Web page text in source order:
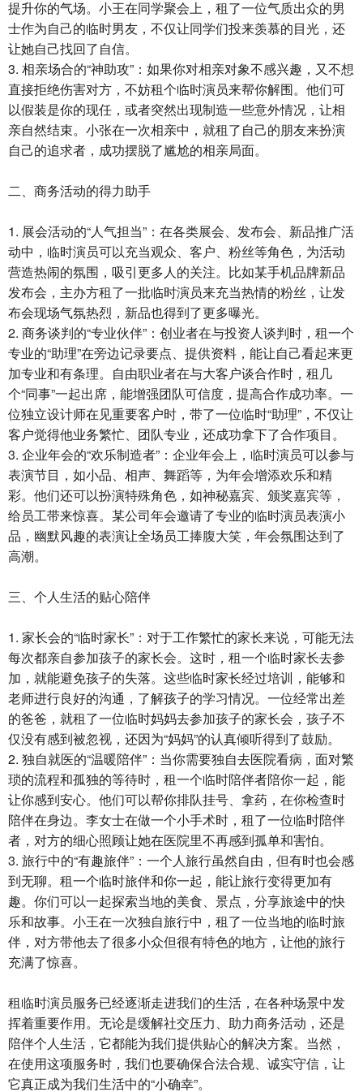
提升你的气场。小王在同学聚会上，租了一位气质出众的男
士作为自己的临时男友，不仅让同学们投来羡慕的目光，还
让她自己找回了自信。
3. 相亲场合的“神助攻”：如果你对相亲对象不感兴趣，又不想
直接拒绝伤害对方，不妨租个临时演员来帮你解围。他们可
以假装是你的现任，或者突然出现制造一些意外情况，让相
亲自然结束。小张在一次相亲中，就租了自己的朋友来扮演
自己的追求者，成功摆脱了尴尬的相亲局面。
二、商务活动的得力助手
1. 展会活动的“人气担当”：在各类展会、发布会、新品推广活
动中，临时演员可以充当观众、客户、粉丝等角色，为活动
营造热闹的氛围，吸引更多人的关注。比如某手机品牌新品
发布会，主办方租了一批临时演员来充当热情的粉丝，让发
布会现场气氛热烈，新品也得到了更多曝光。
2. 商务谈判的“专业伙伴”：创业者在与投资人谈判时，租一个
专业的“助理”在旁边记录要点、提供资料，能让自己看起来更
加专业和有条理。自由职业者在与大客户谈合作时，租几
个“同事”一起出席，能增强团队可信度，提高合作成功率。一
位独立设计师在见重要客户时，带了一位临时“助理”，不仅让
客户觉得他业务繁忙、团队专业，还成功拿下了合作项目。
3. 企业年会的“欢乐制造者”：企业年会上，临时演员可以参与
表演节目，如小品、相声、舞蹈等，为年会增添欢乐和精
彩。他们还可以扮演特殊角色，如神秘嘉宾、颁奖嘉宾等，
给员工带来惊喜。某公司年会邀请了专业的临时演员表演小
品，幽默风趣的表演让全场员工捧腹大笑，年会氛围达到了
高潮。
三、个人生活的贴心陪伴
1. 家长会的“临时家长”：对于工作繁忙的家长来说，可能无法
每次都亲自参加孩子的家长会。这时，租一个临时家长去参
加，就能避免孩子的失落。这些临时家长经过培训，能够和
老师进行良好的沟通，了解孩子的学习情况。一位经常出差
的爸爸，就租了一位临时妈妈去参加孩子的家长会，孩子不
仅没有感到被忽视，还因为“妈妈”的认真倾听得到了鼓励。
2. 独自就医的“温暖陪伴”：当你需要独自去医院看病，面对繁
琐的流程和孤独的等待时，租一个临时陪伴者陪你一起，能
让你感到安心。他们可以帮你排队挂号、拿药，在你检查时
陪伴在身边。李女士在做一个小手术时，租了一位临时陪伴
者，对方的细心照顾让她在医院里不再感到孤单和害怕。
3. 旅行中的“有趣旅伴”：一个人旅行虽然自由，但有时也会感
到无聊。租一个临时旅伴和你一起，能让旅行变得更加有
趣。你们可以一起探索当地的美食、景点，分享旅途中的快
乐和故事。小王在一次独自旅行中，租了一位当地的临时旅
伴，对方带他去了很多小众但很有特色的地方，让他的旅行
充满了惊喜。
租临时演员服务已经逐渐走进我们的生活，在各种场景中发
挥着重要作用。无论是缓解社交压力、助力商务活动，还是
陪伴个人生活，它都能为我们提供贴心的解决方案。当然，
在使用这项服务时，我们也要确保合法合规、诚实守信，让
它真正成为我们生活中的“小确幸”。